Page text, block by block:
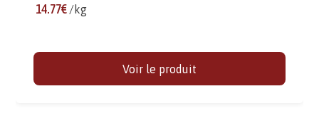
14.77€ /kg
Voir le produit